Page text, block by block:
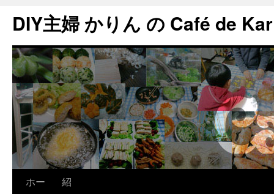
DIY主婦 かりん の Café de
ホー
紹